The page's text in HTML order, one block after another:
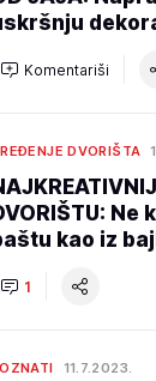
Komentariši
DVORIŠTA
Ne
kao iz
1
11.7.2023.